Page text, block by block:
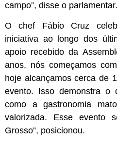
campo”, disse o parlamentar.
O chef Fábio Cruz
iniciativa ao longo dos
apoio recebido da
anos, nós começamos
hoje alcançamos cerca de
evento. Isso demonstra o
como a gastronomia
valorizada. Esse evento
Grosso”, posicionou.